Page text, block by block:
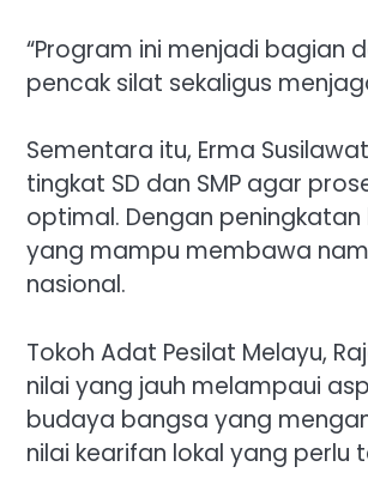
“Program ini menjadi bagian
pencak silat sekaligus
Sementara itu, Erma
tingkat SD dan SMP agar
optimal. Dengan
yang mampu membawa
nasional.
Tokoh Adat Pesilat Melayu,
nilai yang jauh melampaui
budaya bangsa yang
nilai kearifan lokal yang perlu